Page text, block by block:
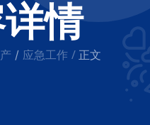
情
/ 应急工作 / 正文